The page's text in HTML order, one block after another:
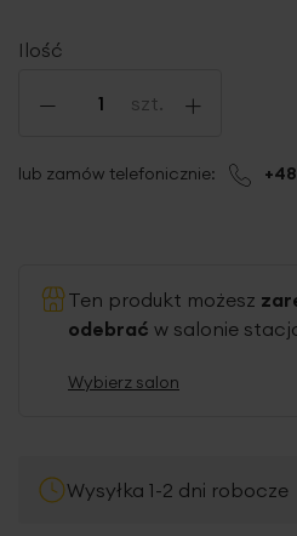
Ilość
- szt. +
lub zamów telefonicznie:
Ten produkt możesz
odebrać w salonie
Wybierz salon
Wysyłka 1-2 dni robocze